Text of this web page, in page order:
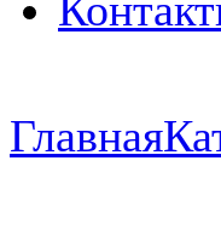
Главная